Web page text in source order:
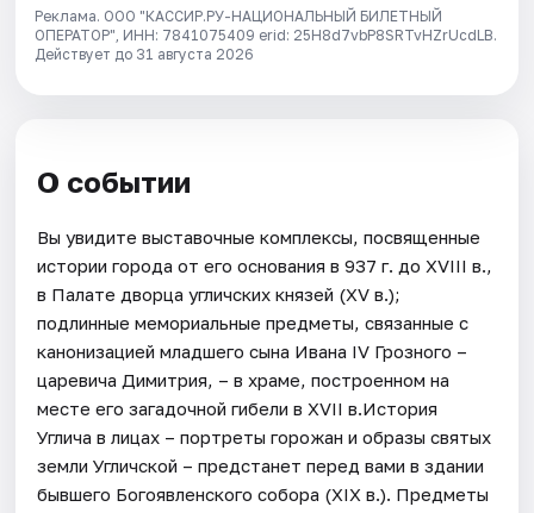
Реклама. ООО "КАССИР.РУ-НАЦИОНАЛЬНЫЙ БИЛЕТНЫЙ
ОПЕРАТОР", ИНН: 7841075409 erid: 25H8d7vbP8SRTvHZrUcdLB.
Действует до 31 августа 2026
О событии
Вы увидите выставочные комплексы, посвященные
истории города от его основания в 937 г. до XVIII в.,
в Палате дворца угличских князей (XV в.);
подлинные мемориальные предметы, связанные с
канонизацией младшего сына Ивана IV Грозного –
царевича Димитрия, – в храме, построенном на
месте его загадочной гибели в XVII в.История
Углича в лицах – портреты горожан и образы святых
земли Угличской – предстанет перед вами в здании
бывшего Богоявленского собора (XIX в.). Предметы